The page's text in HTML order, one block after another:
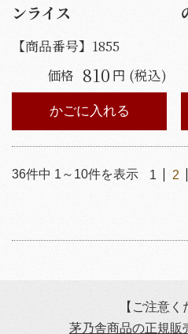
ンライス
【商品番号】 1855
価格 810 円 (税込)
かごに入れる
36件中 1 ～ 10件を表示 1 2
【ご注意く
茅乃舎商品の正規販